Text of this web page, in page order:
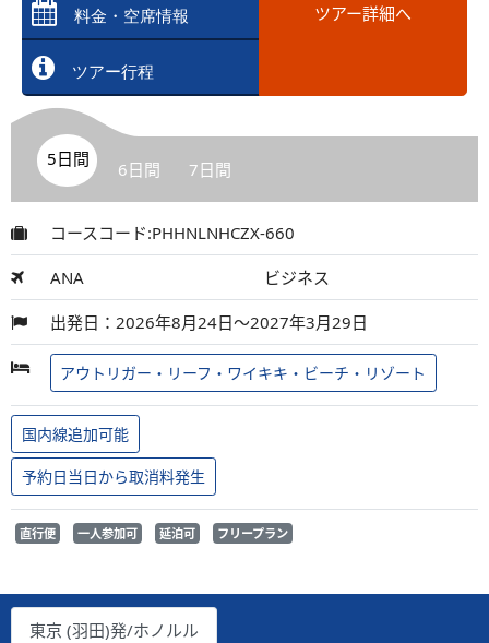
料金・空席情報
ツアー行程
ツアー詳細へ
5日間 6日間 7日間
コースコード:PHHNLNHCZX-660
ANA ビジネス
出発日：2026年8月24日～2027年3月29日
アウトリガー・リーフ・ワイキキ・ビーチ・リゾート
国内線追加可能
予約日当日から取消料発生
直行便 一人参加可 延泊可 フリープラン
東京 (羽田)発/ホノルル